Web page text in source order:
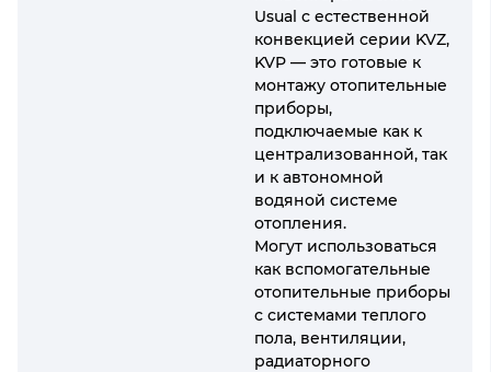
Usual с естественной
конвекцией серии KVZ,
KVP — это готовые к
монтажу отопительные
приборы,
подключаемые как к
централизованной, так
и к автономной
водяной системе
отопления.
Могут использоваться
как вспомогательные
отопительные приборы
с системами теплого
пола, вентиляции,
радиаторного